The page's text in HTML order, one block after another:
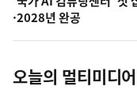
사
진
·2028년 완공
오늘의 멀티미디어